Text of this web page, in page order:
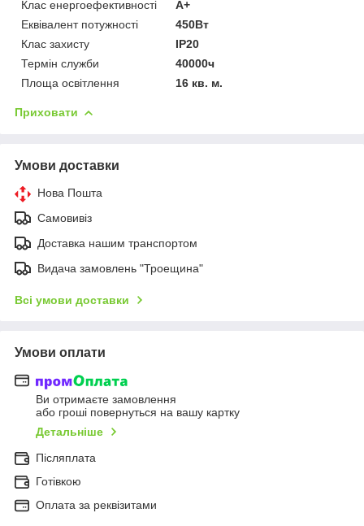
Клас енергоефективності
А+
Еквівалент потужності
450Вт
Клас захисту
IP20
Термін служби
40000ч
Площа освітлення
16 кв. м.
Приховати
Умови доставки
Нова Пошта
Самовивіз
Доставка нашим транспортом
Видача замовлень "Троещина"
Всі умови доставки
Умови оплати
Ви отримаєте замовлення
або гроші повернуться на вашу картку
Детальніше
Післяплата
Готівкою
Оплата за реквізитами